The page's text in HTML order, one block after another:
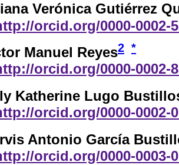
Verónica Gutiérrez
orcid.org/0000-0002-
Manuel Reyes2 *
orcid.org/0000-0002-
Katherine Lugo
orcid.org/0000-0002-
Antonio García
orcid.org/0000-0003-